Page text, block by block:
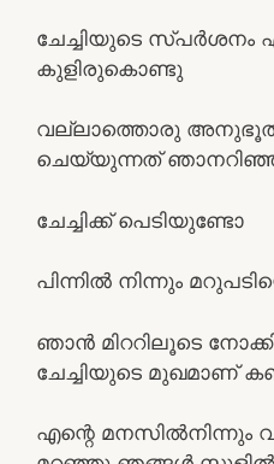
ചേച്ചിയുടെ സ്പര്‍ശനം
കുളിരുകൊണ്ടു
വല്ലാത്തൊരു
ചെയ്യുന്നത്
ചേച്ചിക്ക് പെടിയുണ്ടോ
പിന്നില്‍ നിന്നും
ഞാന്‍ മിററിലൂടെ
ചേച്ചിയുടെ മുഖമാണ്
എന്റെ മനസില്‍നിന്നും